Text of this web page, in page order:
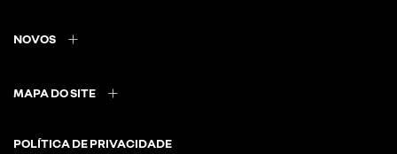
NOVOS
MAPA DO SITE
POLÍTICA DE PRIVACIDADE